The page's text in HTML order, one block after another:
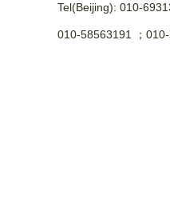
Tel(Beijing): 010-
010-58563191 ；